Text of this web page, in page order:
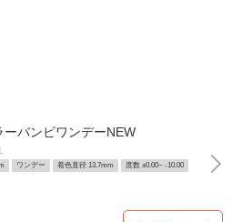
ーバンビワンデーNEW
ワンデー 着色直径 13.7mm 度数 ±0.00~ -10.00